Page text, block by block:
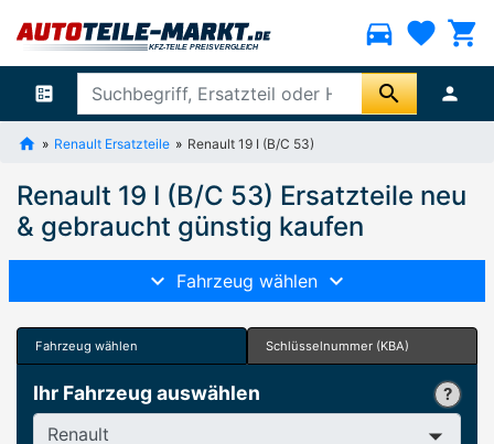
directions_car favorite shopping_cart
ballot search person
Renault Ersatzteile Renault 19 I (B/C 53)
Renault 19 I (B/C 53) Ersatzteile neu
& gebraucht günstig kaufen
Fahrzeug wählen
Fahrzeug wählen Schlüsselnummer (KBA)
Ihr Fahrzeug auswählen
Hersteller